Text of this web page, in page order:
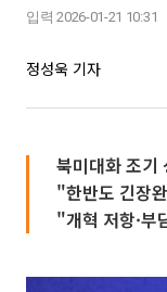
입력 2026-01-21 10:31
정성욱 기자
북미대화 조기
"한반도 긴장
"개혁 저항·부